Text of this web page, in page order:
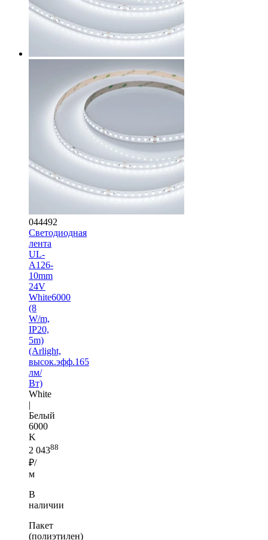
044492
Светодиодная
лента
UL-
A126-
10mm
24V
White6000
(8
W/m,
IP20,
5m)
(Arlight,
высок.эфф.165
лм/
Вт)
White
|
Белый
6000
K
2 04388
₽/
м
В
наличии
Пакет
(полиэтилен)